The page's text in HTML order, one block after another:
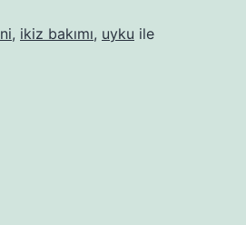
, ikiz bakımı, uyku ile